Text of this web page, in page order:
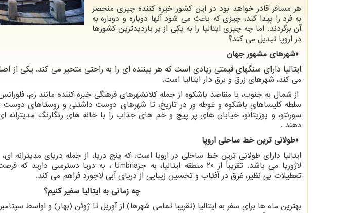
هر مسافر قادر خواهد بود در این کشور خیره کننده چیزی منحصر
به فرد را پیدا کند، چیزی که باعث می شود آنها دوباره و دوباره به
آن برگردند. اما چه چیزی ایتالیا را به یکی از پر بازدیدترین کشورها
در اروپا تبدیل می کند؟
♦شهرهای مشهور جهان
ایتالیا دارای سنگهای قیمتی زیادی است که هر بیننده ای را به راحتی متحیر می کند. یکی از
می کند، شهرهای زرق و برق دار ایتالیا است.
از شمال به جنوب، با مقاصد باشکوه از جمله کلانشهرهای فرهنگی خیره کننده مانند رم،
سلطه کلیساهای باشکوه و غوطه ور در تاریخ، تا شهرهای دوست داشتنی و روستاهای دوست
سورنتو، و پوزیتانو، خیابان های پر پیچ و خم های جذاب را با خانه های رنگارنگ
دهند .
♦طولانی ترین خط ساحلی اروپا
ایتالیا دارای طولانی ترین خط ساحلی در اروپا است، که پنج دریا، از جمله دریای مدیترانه
لاژوریا می باشد. تقریباً از 20 منطقه ایتالیا، به جز
Umbria، به دریا دسترسی دارید که
تعطیلات بی نظیر، غرق در آفتاب و تحسین زیبایی از دریای آبی لاجورد فراهم می کند.
چه زمانی به ایتالیا سفیر کنیم؟
بهترین ماه ها برای سفر به ایتالیا (تقریبا تمامی شهرها) از آوریل تا ژوئن (بهار) و اواسط